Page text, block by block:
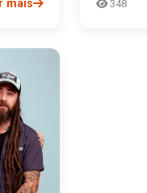
mais 348